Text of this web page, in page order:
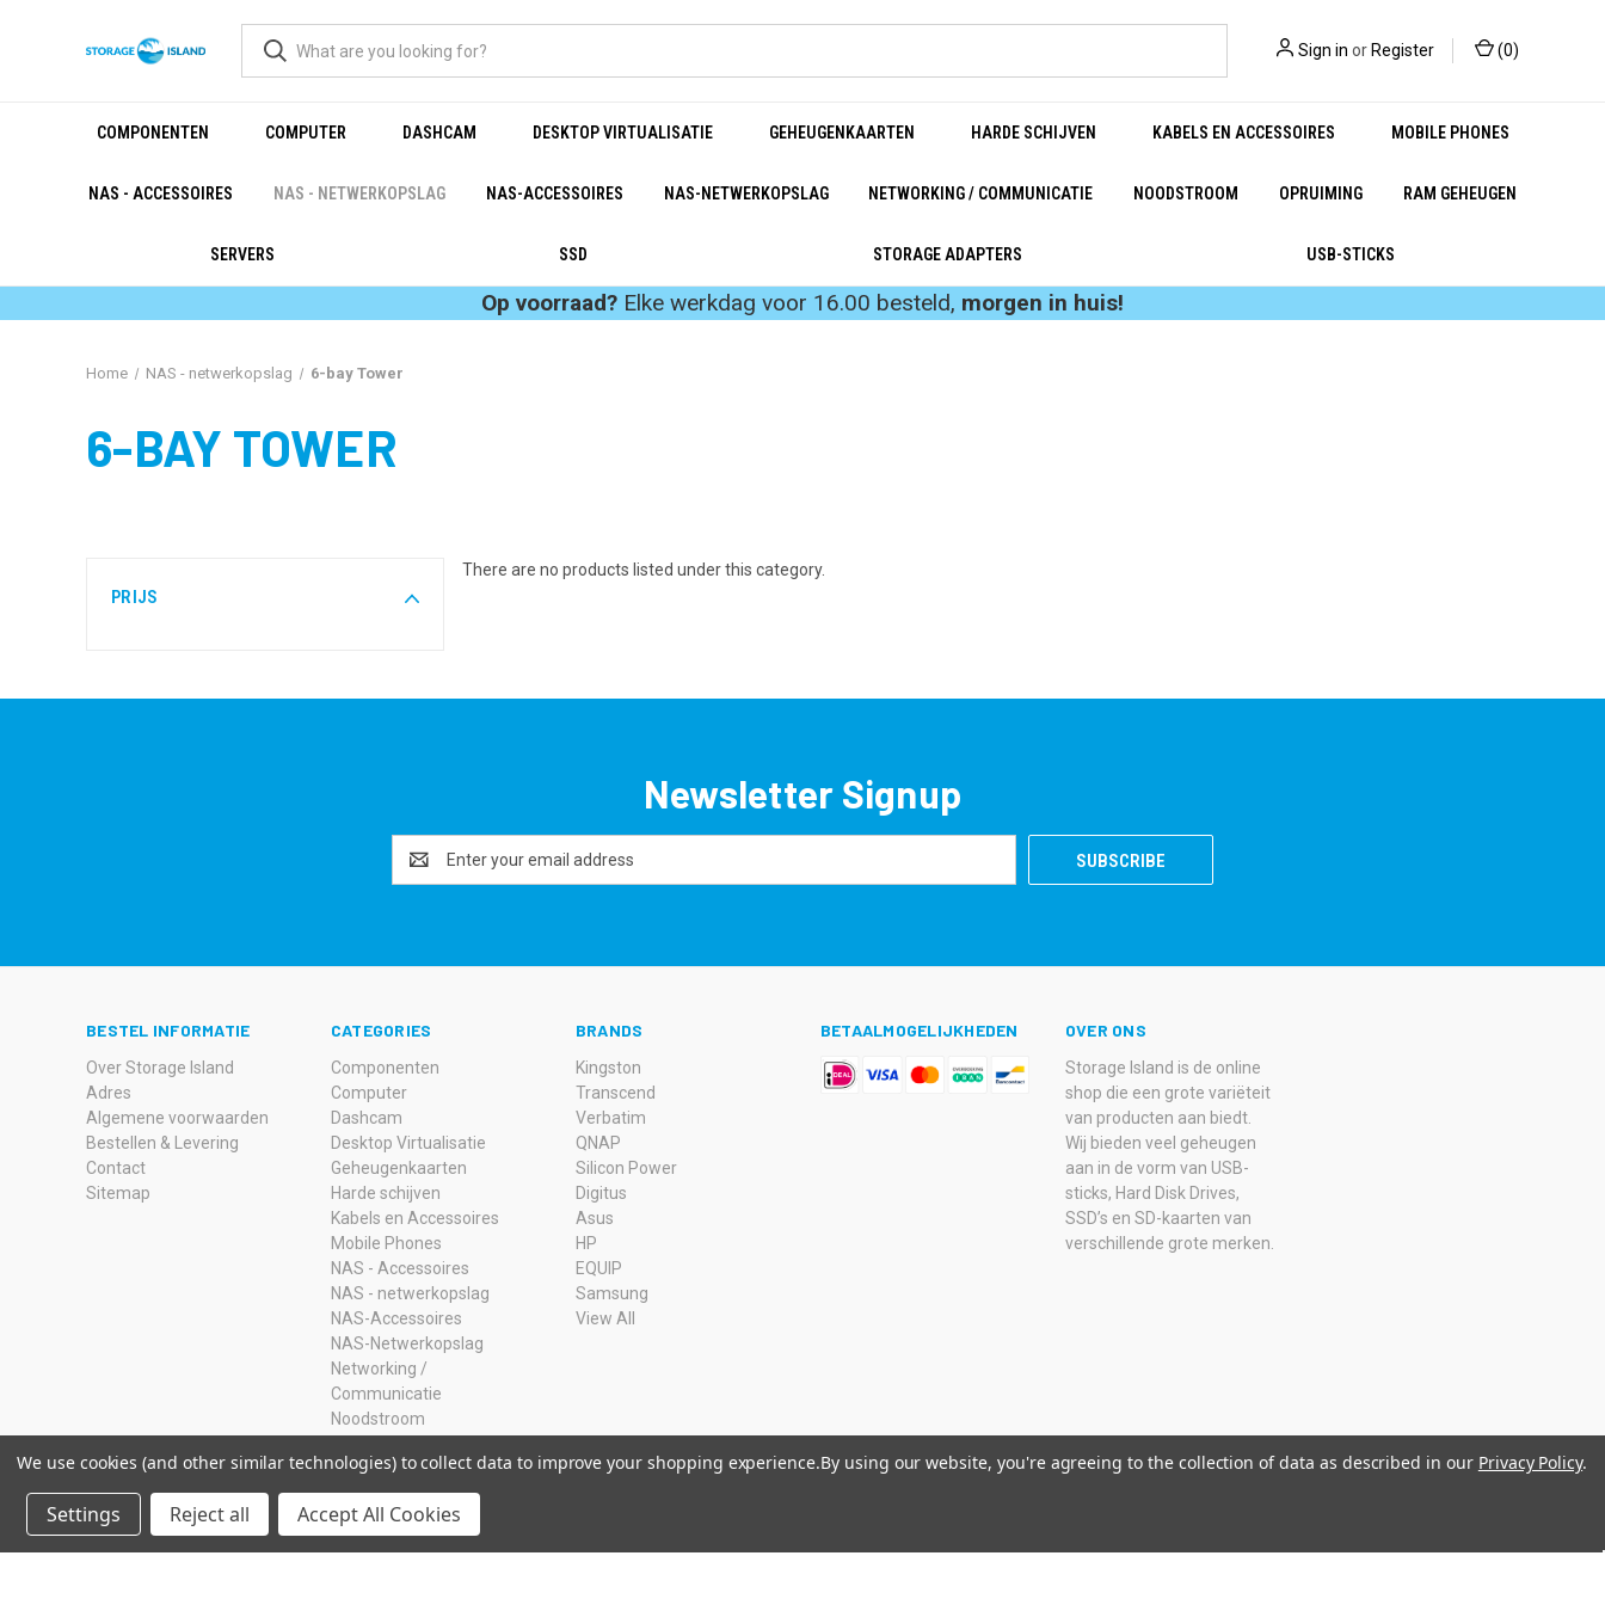
Sign in or Register (0)
COMPONENTEN COMPUTER DASHCAM DESKTOP VIRTUALISATIE GEHEUGENKAARTEN HARDE SCHIJVEN KABELS EN ACCESSOIRES MOBILE PHONES
NAS - ACCESSOIRES NAS - NETWERKOPSLAG NAS-ACCESSOIRES NAS-NETWERKOPSLAG NETWORKING / COMMUNICATIE NOODSTROOM OPRUIMING RAM GEHEUGEN
SERVERS SSD STORAGE ADAPTERS USB-STICKS
Op voorraad? Elke werkdag voor 16.00 besteld, morgen in huis!
Home NAS - netwerkopslag 6-bay Tower
6-BAY TOWER
PRIJS
There are no products listed under this category.
Newsletter Signup
Address
BESTEL INFORMATIE
Over Storage Island
Adres
Algemene voorwaarden
Bestellen & Levering
Contact
Sitemap
CATEGORIES
Componenten
Computer
Dashcam
Desktop Virtualisatie
Geheugenkaarten
Harde schijven
Kabels en Accessoires
Mobile Phones
NAS - Accessoires
NAS - netwerkopslag
NAS-Accessoires
NAS-Netwerkopslag
Networking /
Communicatie
Noodstroom
Ram Geheugen
Servers
SSD
BRANDS
Kingston
Transcend
Verbatim
QNAP
Silicon Power
Digitus
Asus
HP
EQUIP
Samsung
View All
BETAALMOGELIJKHEDEN OVER ONS
Storage Island is de online
shop die een grote variëteit
van producten aan biedt.
Wij bieden veel geheugen
aan in de vorm van USB-
sticks, Hard Disk Drives,
SSD’s en SD-kaarten van
verschillende grote merken.
We use cookies (and other similar technologies) to collect data to improve your shopping experience.By using our website, you're agreeing to the collection of data as described in our Privacy Policy.
Settings Reject all Accept All Cookies